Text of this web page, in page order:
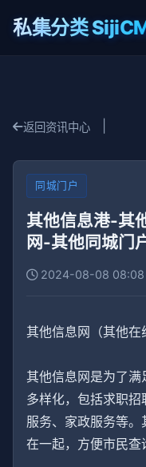
私集分类
返回资讯中心
同城门户
其他信息港-其
网-其他同城门
2024-08-08 08:08
其他信息网（其他在
其他信息网是为了
多样化，包括求职
服务、家政服务等
在一起，方便市民查